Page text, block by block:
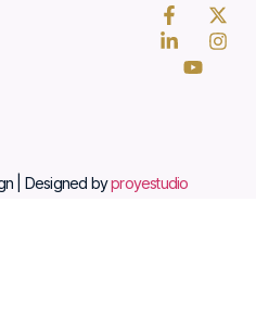
| Designed byproyestudio